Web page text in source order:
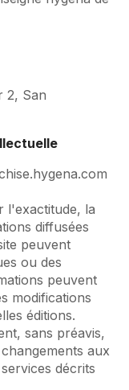
2, San
l'exactitude, la
diffusées
peuvent
ou des
peuvent
modifications
éditions.
sans préavis,
aux
décrits